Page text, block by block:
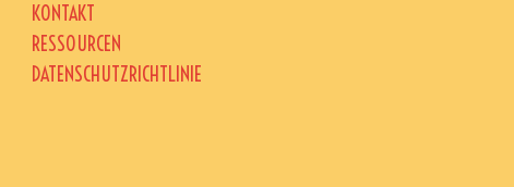
KONTAKT
RESSOURCEN
DATENSCHUTZRICHTLINIE